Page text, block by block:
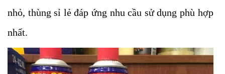
nhỏ, thùng sỉ lẻ đáp ứng nhu cầu sử dụng phù hợp
nhất.